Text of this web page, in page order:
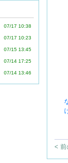
07/17 10:38
07/17 10:23
07/15 13:45
07/14 17:25
07/14 13:46
< 前